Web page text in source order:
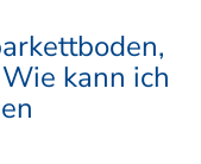
kann ich